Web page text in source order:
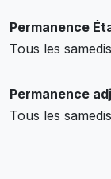
Permanence
Tous les
Permanence
Tous les